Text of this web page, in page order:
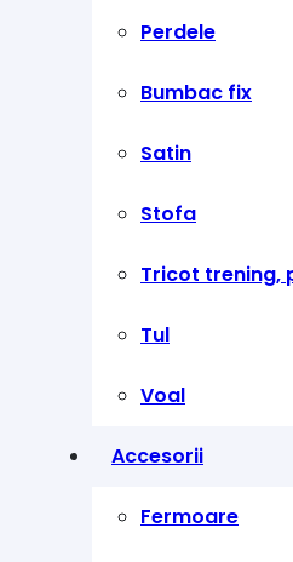
Perdele
Bumbac fix
Satin
Stofa
Tricot trening,
Tul
Voal
Accesorii
Fermoare